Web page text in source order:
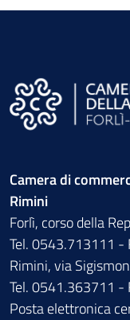
Camera di
Rimini
Forlì, corso della
Tel. 0543.713111 -
Rimini, via
Tel. 0541.363711 -
Posta elettronica